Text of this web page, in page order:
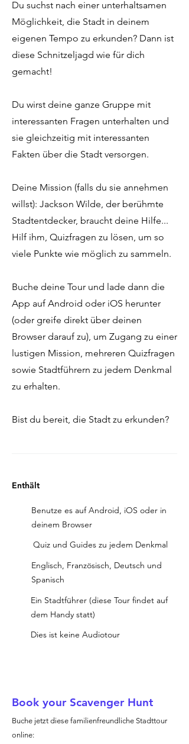
Du suchst nach einer unterhaltsamen
Möglichkeit, die Stadt in deinem
eigenen Tempo zu erkunden? Dann ist
diese Schnitzeljagd wie für dich
gemacht!
Du wirst deine ganze Gruppe mit
interessanten Fragen unterhalten und
sie gleichzeitig mit interessanten
Fakten über die Stadt versorgen.
Deine Mission (falls du sie annehmen
willst): Jackson Wilde, der berühmte
Stadtentdecker, braucht deine Hilfe...
Hilf ihm, Quizfragen zu lösen, um so
viele Punkte wie möglich zu sammeln.
Buche deine Tour und lade dann die
App auf Android oder iOS herunter
(oder greife direkt über deinen
Browser darauf zu), um Zugang zu einer
lustigen Mission, mehreren Quizfragen
sowie Stadtführern zu jedem Denkmal
zu erhalten.
Bist du bereit, die Stadt zu erkunden?
Enthält
Benutze es auf Android, iOS oder in
deinem Browser
Quiz und Guides zu jedem Denkmal
Englisch, Französisch, Deutsch und
Spanisch
Ein Stadtführer (diese Tour findet auf
dem Handy statt)
Dies ist keine Audiotour
Book your Scavenger Hunt
Buche jetzt diese familienfreundliche Stadttour
online: